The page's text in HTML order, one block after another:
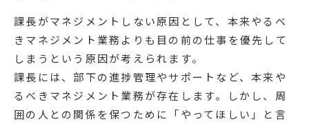
課長がマネジメントしない原因として、本来やるべ
きマネジメント業務よりも目の前の仕事を優先して
しまうという原因が考えられます。
課長には、部下の進捗管理やサポートなど、本来や
るべきマネジメント業務が存在します。しかし、周
囲の人との関係を保つために「やってほしい」と言